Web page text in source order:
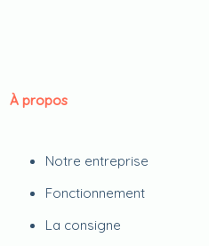
À propos
Notre entreprise
Fonctionnement
La consigne